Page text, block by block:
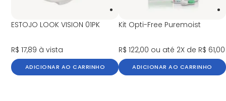
ESTOJO LOOK VISION 01PK
R$ 17,89 à vista
ADICIONAR AO CARRINHO
Kit Opti-Free Puremoist
R$ 122,00 ou até 2X de R$ 61,00
ADICIONAR AO CARRINHO